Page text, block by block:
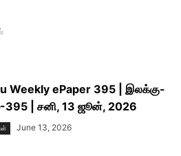
Weekly ePaper 395 | இலக்கு-
| சனி, 13 ஜூன், 2026
June 13, 2026